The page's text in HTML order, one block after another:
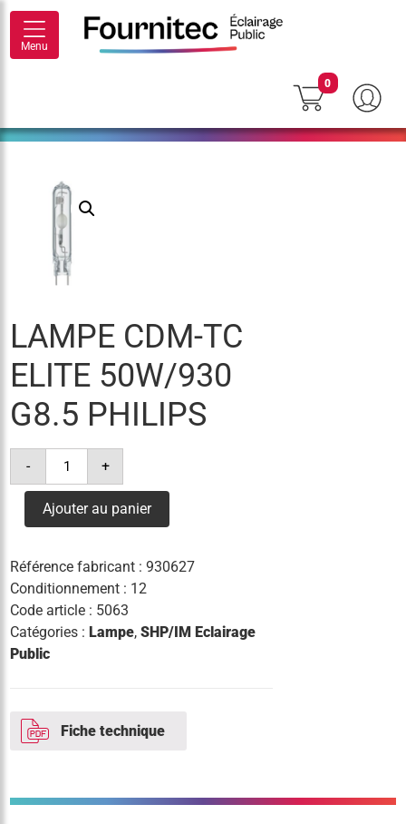
Menu
0
LAMPE CDM-TC
ELITE 50W/930
G8.5 PHILIPS
-
quantité
lampe
tc
elite
philips
+
Ajouter au panier
Référence fabricant :930627
Conditionnement : 12
Code article : 5063
Catégories :Lampe,SHP/IM Eclairage
Public
Fiche technique